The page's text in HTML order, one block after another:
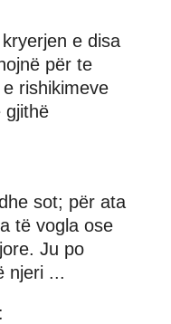
e disa
për te
rishikimeve
gjithë
sot; për ata
të vogla ose
Ju po
njeri ...